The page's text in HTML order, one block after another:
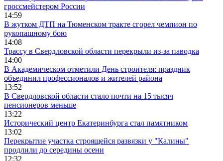
гроссмейстером России
14:59
В жутком ДТП на Тюменском тракте сгорел чемпион по
рукопашному бою
14:08
Трассу в Свердловской области перекрыли из-за паводка
14:00
В Академическом отметили День строителя: праздник
объединил профессионалов и жителей района
13:52
В Свердловской области стало почти на 15 тысяч
пенсионеров меньше
13:22
Исторический центр Екатеринбурга стал памятником
13:02
Перекрытие участка строящейся развязки у "Калины"
продлили до середины осени
12:32